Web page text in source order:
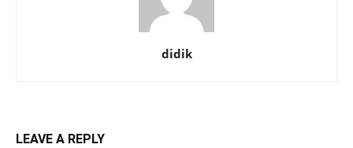
didik
LEAVE A REPLY